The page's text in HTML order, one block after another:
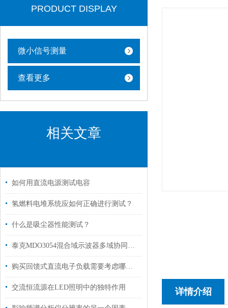
PRODUCT DISPLAY
微小信号测量
查看更多
相关文章
如何用直流电源测试电容
氢燃料电堆系统应如何正确进行测试？
什么是吸尘器性能测试？
泰克MDO3054混合域示波器多域协同的调试全能王
购买回馈式直流电子负载需要考虑哪些要素？
交流恒流源在LED照明中的独特作用 详情介绍